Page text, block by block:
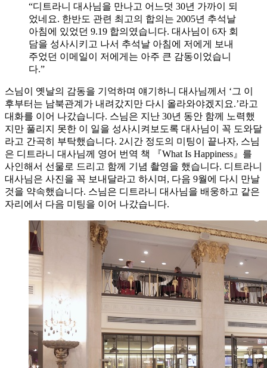
“디트라니 대사님을 만나고 어느덧 30년 가까이 되
었네요. 한반도 관련 최고의 합의는 2005년 추석날
아침에 있었던 9.19 합의였습니다. 대사님이 6자 회
담을 성사시키고 나서 추석날 아침에 저에게 보내
주었던 이메일이 저에게는 아주 큰 감동이었습니
다.”
스님이 옛날의 감동을 기억하며 얘기하니 대사님께서 ‘그 이
후부터는 남북관계가 내려갔지만 다시 올라와야겠지요.’라고
대화를 이어 나갔습니다. 스님은 지난 30년 동안 함께 노력했
지만 풀리지 못한 이 일을 성사시켜보도록 대사님이 꼭 도와달
라고 간곡히 부탁했습니다. 2시간 정도의 미팅이 끝나자, 스님
은 디트라니 대사님께 영어 번역 책 『What Is Happiness』를
사인해서 선물로 드리고 함께 기념 촬영을 했습니다. 디트라니
대사님은 사진을 꼭 보내달라고 하시며, 다음 9월에 다시 만날
것을 약속했습니다. 스님은 디트라니 대사님을 배웅하고 같은
자리에서 다음 미팅을 이어 나갔습니다.